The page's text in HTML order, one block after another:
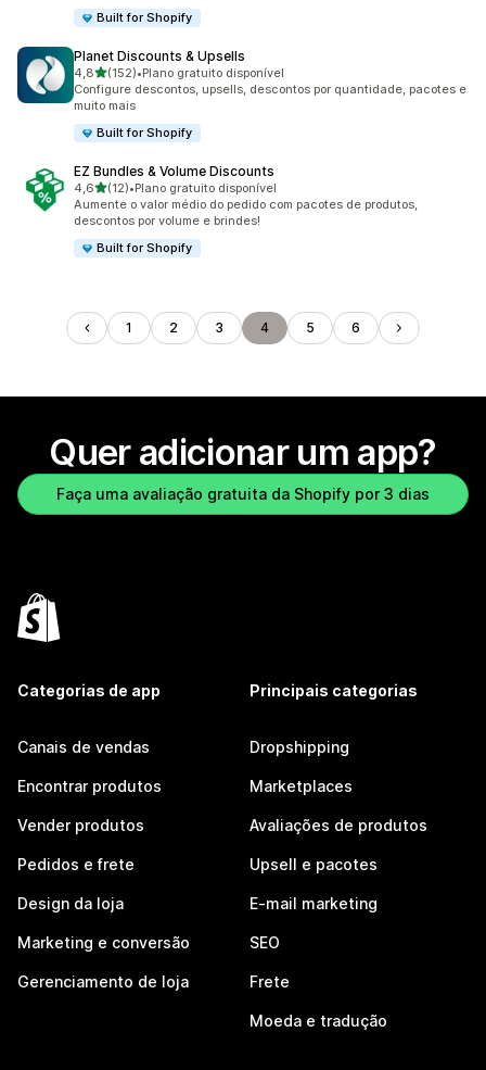
Built for Shopify
Planet Discounts & Upsells
4,8de 5 estrelas
(152)
152 avaliações ao todo
•Plano gratuito disponível
Configure descontos, upsells, descontos por quantidade, pacotes e
muito mais
Built for Shopify
EZ Bundles & Volume Discounts
4,6de 5 estrelas
(12)
12 avaliações ao todo
•Plano gratuito disponível
Aumente o valor médio do pedido com pacotes de produtos,
descontos por volume e brindes!
Built for Shopify
1 2 3 4 5 6
Quer adicionar um app?
Faça uma avaliação gratuita da Shopify por 3 dias
Categorias de app
Canais de vendas
Encontrar produtos
Vender produtos
Pedidos e frete
Design da loja
Marketing e conversão
Gerenciamento de loja
Principais categorias
Dropshipping
Marketplaces
Avaliações de produtos
Upsell e pacotes
E-mail marketing
SEO
Frete
Moeda e tradução